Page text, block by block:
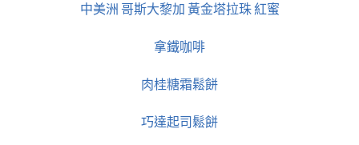
中美洲 哥斯大黎加 黃金塔拉珠 紅蜜
拿鐵咖啡
肉桂糖霜鬆餅
巧達起司鬆餅